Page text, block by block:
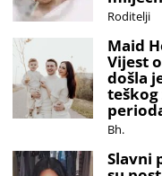
IZAŠAO JE NOVI
Roditelji
Maid
Vijest
došla
Bh.
Slavni